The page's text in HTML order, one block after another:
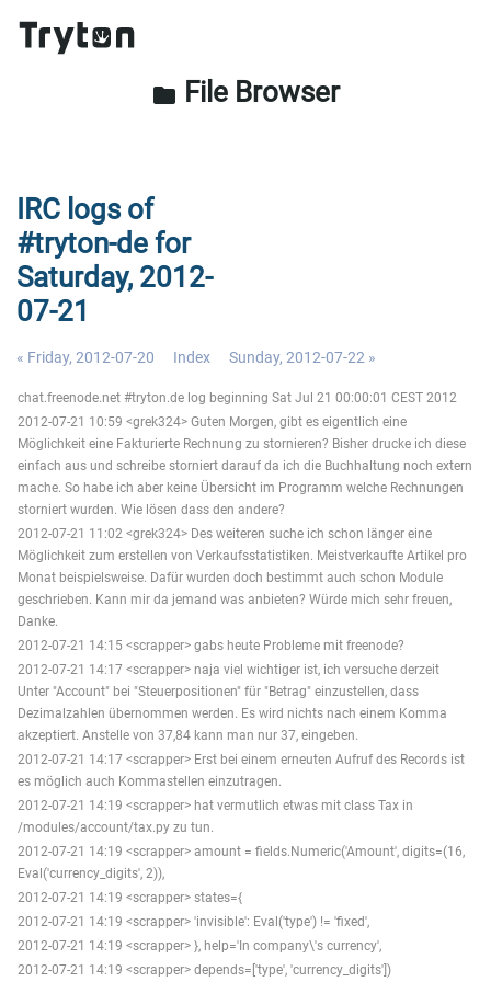
folder File Browser
IRC logs of
#tryton-de for
Saturday, 2012-
07-21
« Friday, 2012-07-20 Index Sunday, 2012-07-22 »
chat.freenode.net #tryton.de log beginning Sat Jul 21 00:00:01 CEST 2012
2012-07-21 10:59 <grek324> Guten Morgen, gibt es eigentlich eine
Möglichkeit eine Fakturierte Rechnung zu stornieren? Bisher drucke ich diese
einfach aus und schreibe storniert darauf da ich die Buchhaltung noch extern
mache. So habe ich aber keine Übersicht im Programm welche Rechnungen
storniert wurden. Wie lösen dass den andere?
2012-07-21 11:02 <grek324> Des weiteren suche ich schon länger eine
Möglichkeit zum erstellen von Verkaufsstatistiken. Meistverkaufte Artikel pro
Monat beispielsweise. Dafür wurden doch bestimmt auch schon Module
geschrieben. Kann mir da jemand was anbieten? Würde mich sehr freuen,
Danke.
2012-07-21 14:15 <scrapper> gabs heute Probleme mit freenode?
2012-07-21 14:17 <scrapper> naja viel wichtiger ist, ich versuche derzeit
Unter "Account" bei "Steuerpositionen" für "Betrag" einzustellen, dass
Dezimalzahlen übernommen werden. Es wird nichts nach einem Komma
akzeptiert. Anstelle von 37,84 kann man nur 37, eingeben.
2012-07-21 14:17 <scrapper> Erst bei einem erneuten Aufruf des Records ist
es möglich auch Kommastellen einzutragen.
2012-07-21 14:19 <scrapper> hat vermutlich etwas mit class Tax in
/modules/account/tax.py zu tun.
2012-07-21 14:19 <scrapper> amount = fields.Numeric('Amount', digits=(16,
Eval('currency_digits', 2)),
2012-07-21 14:19 <scrapper> states={
2012-07-21 14:19 <scrapper> 'invisible': Eval('type') != 'fixed',
2012-07-21 14:19 <scrapper> }, help='In company\'s currency',
2012-07-21 14:19 <scrapper> depends=['type', 'currency_digits'])